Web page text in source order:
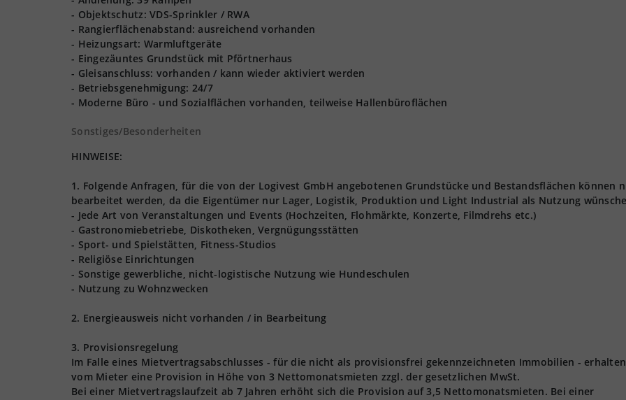
- Objektschutz: VDS-Sprinkler / RWA
- Rangierflächenabstand: ausreichend vorhanden
- Heizungsart: Warmluftgeräte
- Eingezäuntes Grundstück mit Pförtnerhaus
- Gleisanschluss: vorhanden / kann wieder aktiviert werden
- Betriebsgenehmigung: 24/7
- Moderne Büro - und Sozialflächen vorhanden, teilweise Hallenbüroflächen
Sonstiges/Besonderheiten
HINWEISE:
1. Folgende Anfragen, für die von der Logivest GmbH angebotenen Grundstücke und Bestandsflächen können
bearbeitet werden, da die Eigentümer nur Lager, Logistik, Produktion und Light Industrial als Nutzung
- Jede Art von Veranstaltungen und Events (Hochzeiten, Flohmärkte, Konzerte, Filmdrehs etc.)
- Gastronomiebetriebe, Diskotheken, Vergnügungsstätten
- Sport- und Spielstätten, Fitness-Studios
- Religiöse Einrichtungen
- Sonstige gewerbliche, nicht-logistische Nutzung wie Hundeschulen
- Nutzung zu Wohnzwecken
2. Energieausweis nicht vorhanden / in Bearbeitung
3. Provisionsregelung
Im Falle eines Mietvertragsabschlusses - für die nicht als provisionsfrei gekennzeichneten Immobilien -
vom Mieter eine Provision in Höhe von 3 Nettomonatsmieten zzgl. der gesetzlichen MwSt.
Bei einer Mietvertragslaufzeit ab 7 Jahren erhöht sich die Provision auf 3,5 Nettomonatsmieten. Bei einer